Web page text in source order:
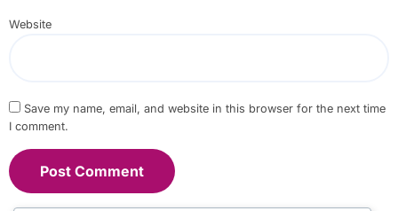
Website
Save my name, email, and website in this browser for the next time
I comment.